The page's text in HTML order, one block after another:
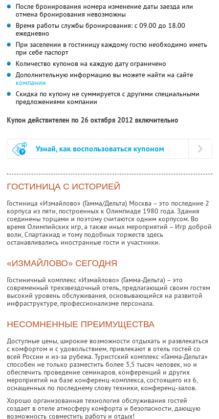
После бронирования номера изменение даты заезда или
отмена бронирования невозможны
Время работы службы бронирования: с 09.00 до 18.00
ежедневно
При заселении в гостиницу каждому гостю необходимо иметь
при себе паспорт
Количество купонов на каждую дату ограничено
Дополнительную информацию вы можете найти на сайте
компании
Скидка по купону не суммируется с другими специальными
предложениями компании
Купон действителен по 26 октября 2012 включительно
Узнай, как воспользоваться купоном
ГОСТИНИЦА С ИСТОРИЕЙ
Гостиница «Измайлово» (Гамма/Дельта) Москва – это последние 2
корпуса из пяти, построенных к Олимпиаде 1980 года. Здания
соединены торцами и поэтому считаются одним корпусом. Во
время Олимпийских игр, а также иных мероприятий – Игр доброй
воли, Спартакиад и тому подобных торжеств здесь
останавливались иностранные гости и участники.
«ИЗМАЙЛОВО» СЕГОДНЯ
Гостиничный комплекс «Измайлово» (Гамма-Дельта) – это
современный трехзвездочный отель, предлагающий своим гостям
высокий уровень обслуживания, основывающийся на развитой
инфраструктуре, профессионализме персонала.
НЕСОМНЕННЫЕ ПРЕИМУЩЕСТВА
Доступные цены, широкие возможности отдыхать и развлекаться
с комфортом и с удовольствием, привлекают в отель гостей со
всей России и из-за рубежа. Туристский комплекс «Гамма-Дельта»
способен не только разместить более 3,5 тысяч человек, но и
обеспечить проведение семинаров, конференций и других
мероприятий на базе конференц-комплекса, состоящего из 6,
оснащенных по последнему слову техники, конференц-залов.
Хорошо организованная технология обслуживания гостей
создает в отеле атмосферу комфорта и безопасности, дающую
возможность совместить работу и отдых!